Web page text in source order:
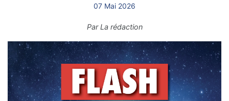
07 Mai 2026
ParLa rédaction